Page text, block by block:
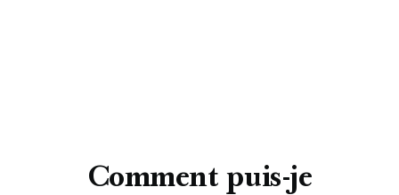
Comment puis-je